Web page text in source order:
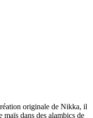
originale de Nikka, il
dans des alambics de